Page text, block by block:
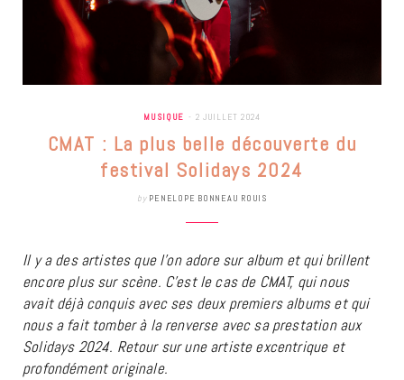
MUSIQUE 2 JUILLET 2024
CMAT : La plus belle découverte du
festival Solidays 2024
by PENELOPE BONNEAU ROUIS
Il y a des artistes que l’on adore sur album et qui brillent
encore plus sur scène. C’est le cas de CMAT, qui nous
avait déjà conquis avec ses deux premiers albums et qui
nous a fait tomber à la renverse avec sa prestation aux
Solidays 2024. Retour sur une artiste excentrique et
profondément originale.